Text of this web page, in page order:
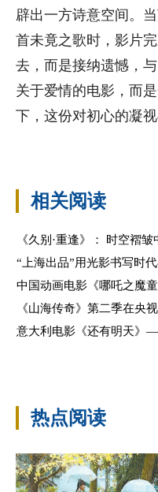
辟出一方诗意空间。
首未竟之歌时，影片
去，而是接纳遗憾，
关于爱情的电影，而
下，这份对初心的凝
相关阅读
《久别·重逢》： 时空褶
“上海出品”用光影书写时
中国动画电影《哪吒之魔
《山海传奇》第二季在央
意大利电影《还有明天》
热点阅读